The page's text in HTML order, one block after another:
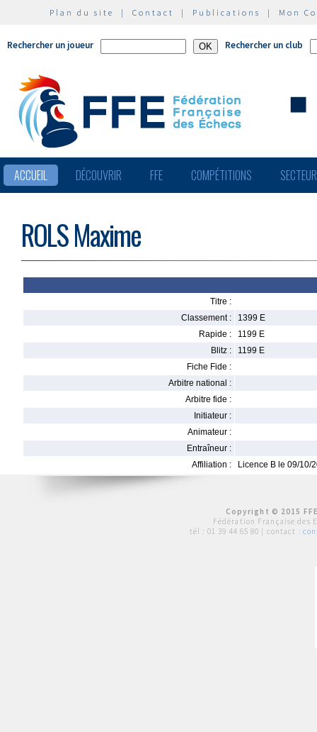
Plan du site | Contact | Publications | Mon
Rechercher un joueur Rechercher un club
ACCUEIL DÉCOUVRIR FFE COMPÉTITIONS
ROLS Maxime
Titre :
Classement :
1399 E
Rapide :
1199 E
Blitz :
1199 E
Fiche Fide :
Arbitre national :
Arbitre fide :
Initiateur :
Animateur :
Entraîneur :
Affiliation :
Licence B le 09/10/
Copyright © 2015
Fédération Française des
tél : 01 39 44 65 80 | contact :